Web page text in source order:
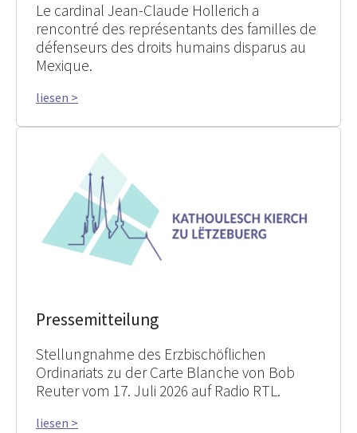
Le cardinal Jean-Claude Hollerich a
rencontré des représentants des familles de
défenseurs des droits humains disparus au
Mexique.
liesen >
Pressemitteilung
Stellungnahme des Erzbischöflichen
Ordinariats zu der Carte Blanche von Bob
Reuter vom 17. Juli 2026 auf Radio RTL.
liesen >